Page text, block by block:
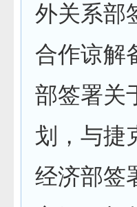
外关系部
合作谅解
部签署关
划，与捷
经济部签